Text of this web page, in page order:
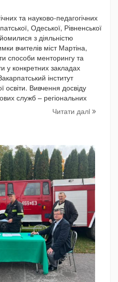
та науково-педагогічних
Одеської, Рівненської
з діяльністю
вчителів міст Мартіна,
способи менторингу та
у конкретних закладах
інститут
освіти. Вивчення досвіду
служб – регіональних
Читати далi